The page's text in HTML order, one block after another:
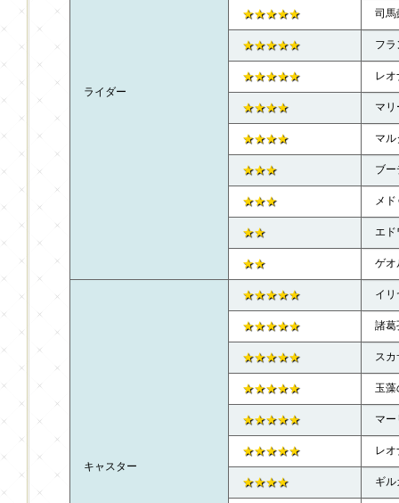
ライダー
★★★★★ 司馬
★★★★★ フ
★★★★★ レオ
★★★★ マ
★★★★ マル
★★★ ブー
★★★ メ
★★ エド
★★ ゲオ
キャスター
★★★★★ イ
★★★★★ 諸
★★★★★ ス
★★★★★ 玉藻
★★★★★ マー
★★★★★ レオ
★★★★ ギ